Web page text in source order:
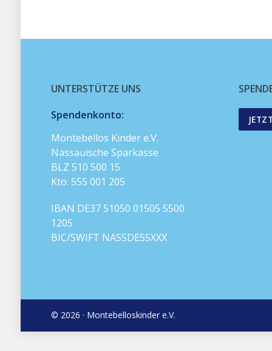
UNTERSTÜTZE UNS
Spendenkonto:
Montebellos Kinder e.V.
Nassauische Sparkasse
BLZ 510 500 15
Kto. 555 001 205
IBAN DE37 51050 01505 5500
1205
BIC/SWIFT NASSDE55XXX
© 2026 · Montebelloskinder e.V.